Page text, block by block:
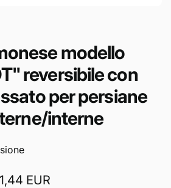
modello
reversibile con
per persiane
interne
EUR